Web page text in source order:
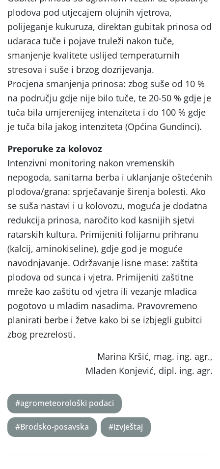
plodova pod utjecajem olujnih vjetrova,
polijeganje kukuruza, direktan gubitak prinosa od
udaraca tuče i pojave truleži nakon tuče,
smanjenje kvalitete uslijed temperaturnih
stresova i suše i brzog dozrijevanja.
Procjena smanjenja prinosa: zbog suše od 10 %
na području gdje nije bilo tuče, te 20-50 % gdje je
tuča bila umjerenijeg intenziteta i do 100 % gdje
je tuča bila jakog intenziteta (Općina Gundinci).
Preporuke za kolovoz
Intenzivni monitoring nakon vremenskih
nepogoda, sanitarna berba i uklanjanje oštećenih
plodova/grana: sprječavanje širenja bolesti. Ako
se suša nastavi i u kolovozu, moguća je dodatna
redukcija prinosa, naročito kod kasnijih sjetvi
ratarskih kultura. Primijeniti folijarnu prihranu
(kalcij, aminokiseline), gdje god je moguće
navodnjavanje. Održavanje lisne mase: zaštita
plodova od sunca i vjetra. Primijeniti zaštitne
mreže kao zaštitu od vjetra ili vezanje mladica
pogotovo u mladim nasadima. Pravovremeno
planirati berbe i žetve kako bi se izbjegli gubitci
zbog prezrelosti.
Marina Kršić, mag. ing. agr.,
Mladen Konjević, dipl. ing. agr.
#agrometeorološki podaci
#Brodsko-posavska #izvještaj